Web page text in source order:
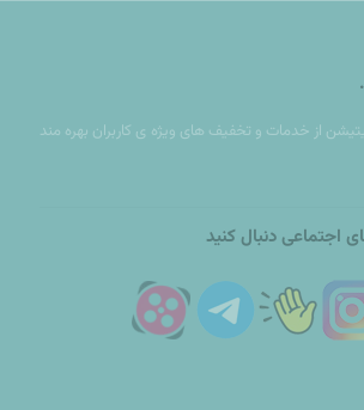
از خدمات و تخفيف های ويژه ى كاربران بهره مند
اجتماعی دنبال کنید